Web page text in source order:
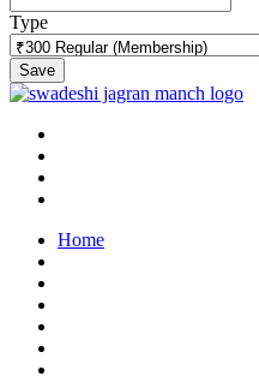
Type
Save
Home